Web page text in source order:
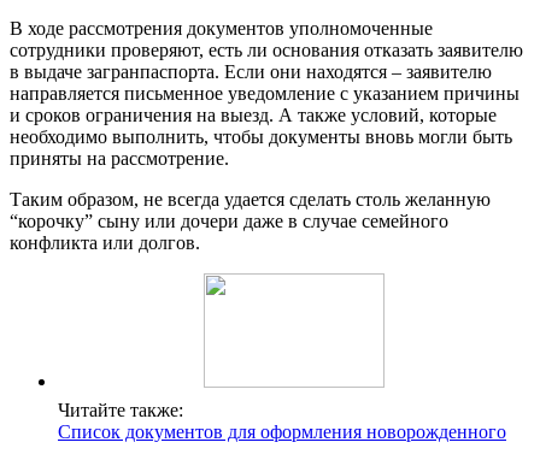
В ходе рассмотрения документов уполномоченные
сотрудники проверяют, есть ли основания отказать заявителю
в выдаче загранпаспорта. Если они находятся – заявителю
направляется письменное уведомление с указанием причины
и сроков ограничения на выезд. А также условий, которые
необходимо выполнить, чтобы документы вновь могли быть
приняты на рассмотрение.
Таким образом, не всегда удается сделать столь желанную
“корочку” сыну или дочери даже в случае семейного
конфликта или долгов.
Читайте также:
Список документов для оформления новорожденного